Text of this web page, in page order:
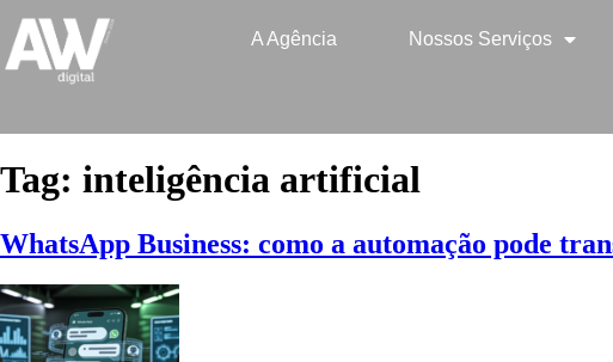
A Agência Nossos Serviços
Tag: inteligência artificial
WhatsApp Business: como a automação pode